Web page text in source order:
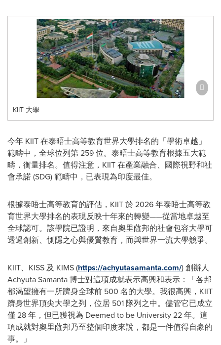
KIIT 大學
今年 KIIT 在泰晤士高等教育世界大學排名的「學術卓越」
範疇中，全球位列第 259 位。泰晤士高等教育根據五大範
疇，衡量排名。值得注意，KIIT 在產業融合、國際視野和社
會承諾 (SDG) 範疇中，已表現為印度最佳。
根據泰晤士高等教育的評估，KIIT 於 2026 年泰晤士高等教
育世界大學排名的表現反映十年來的轉變——從當地卓越至
全球認可。該學院已證明，來自奧里薩邦的社會包容大學可
透過創新、惻隱之心與優質教育，而與世界一流大學競爭。
KIIT、KISS 及 KIMS (https://achyutasamanta.com/) 創辦人
Achyuta Samanta 博士對這項成就表示高興和表示：「各邦
都渴望擁有一所躋身全球前 500 名的大學。我很高興，KIIT
躋身世界頂尖大學之列，位居 501 隊列之中。儘管它已成立
僅 28 年，但已獲視為 Deemed to be University 22 年。這
項成就對奧里薩邦乃至整個印度來說，都是一件值得自豪的
事。」